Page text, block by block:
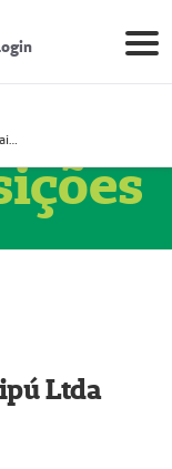
Prestador Clínica Itaipú Ltda (51004348-2)
Ltda